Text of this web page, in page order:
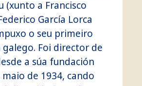
(xunto a Francisco
García Lorca
o seu primeiro
galego. Foi director de
a súa fundación
de 1934, cando